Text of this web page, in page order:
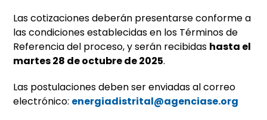
Las cotizaciones deberán presentarse conforme a
las condiciones establecidas en los Términos de
Referencia del proceso, y serán recibidas hasta el
martes 28 de octubre de 2025.
Las postulaciones deben ser enviadas al correo
electrónico: energiadistrital@agenciase.org